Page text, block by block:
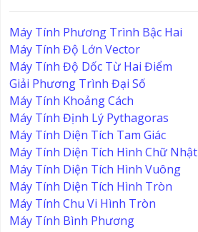
Máy Tính Phương Trình Bậc Hai
Máy Tính Độ Lớn Vector
Máy Tính Độ Dốc Từ Hai Điểm
Giải Phương Trình Đại Số
Máy Tính Khoảng Cách
Máy Tính Định Lý Pythagoras
Máy Tính Diện Tích Tam Giác
Máy Tính Diện Tích Hình Chữ Nhật
Máy Tính Diện Tích Hình Vuông
Máy Tính Diện Tích Hình Tròn
Máy Tính Chu Vi Hình Tròn
Máy Tính Bình Phương